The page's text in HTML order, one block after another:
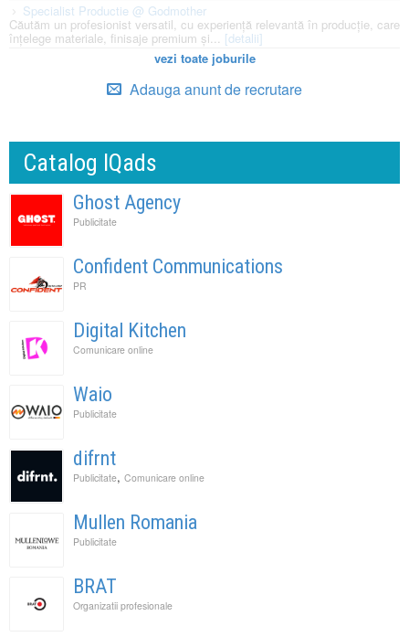
Specialist Productie @ Godmother
Căutăm un profesionist versatil, cu experiență relevantă în producție, care
înțelege materiale, finisaje premium și... [detalii]
vezi toate joburile
Adauga anunt de recrutare
Catalog IQads
Ghost Agency
Publicitate
Confident Communications
PR
Digital Kitchen
Comunicare online
Waio
Publicitate
difrnt
Publicitate, Comunicare online
Mullen Romania
Publicitate
BRAT
Organizatii profesionale